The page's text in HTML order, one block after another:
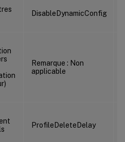
DisableDynamicConfig
Remarque : Non
applicable
ProfileDeleteDelay